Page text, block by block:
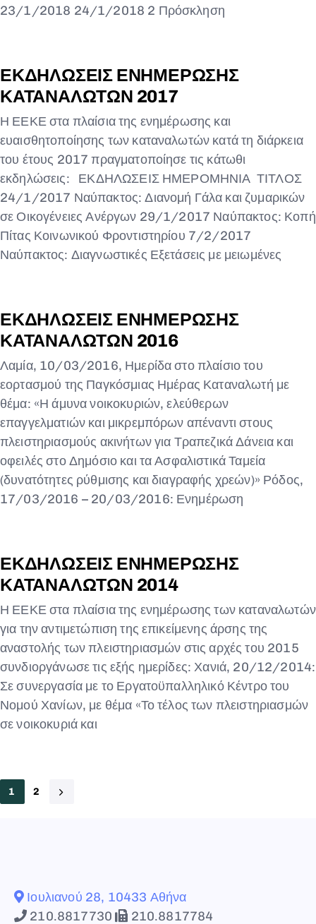
23/1/2018 24/1/2018 2 Πρόσκληση
ΕΚΔΗΛΩΣΕΙΣ ΕΝΗΜΕΡΩΣΗΣ
ΚΑΤΑΝΑΛΩΤΩΝ 2017
Η ΕΕΚΕ στα πλαίσια της ενημέρωσης και
ευαισθητοποίησης των καταναλωτών κατά τη διάρκεια
του έτους 2017 πραγματοποίησε τις κάτωθι
εκδηλώσεις: ΕΚΔΗΛΩΣΕΙΣ ΗΜΕΡΟΜΗΝΙΑ ΤΙΤΛΟΣ
24/1/2017 Ναύπακτος: Διανομή Γάλα και ζυμαρικών
σε Οικογένειες Ανέργων 29/1/2017 Ναύπακτος: Κοπή
Πίτας Κοινωνικού Φροντιστηρίου 7/2/2017
Ναύπακτος: Διαγνωστικές Εξετάσεις με μειωμένες
ΕΚΔΗΛΩΣΕΙΣ ΕΝΗΜΕΡΩΣΗΣ
ΚΑΤΑΝΑΛΩΤΩΝ 2016
Λαμία, 10/03/2016, Ημερίδα στο πλαίσιο του
εορτασμού της Παγκόσμιας Ημέρας Καταναλωτή με
θέμα: «Η άμυνα νοικοκυριών, ελεύθερων
επαγγελματιών και μικρεμπόρων απέναντι στους
πλειστηριασμούς ακινήτων για Τραπεζικά Δάνεια και
οφειλές στο Δημόσιο και τα Ασφαλιστικά Ταμεία
(δυνατότητες ρύθμισης και διαγραφής χρεών)» Ρόδος,
17/03/2016 – 20/03/2016: Ενημέρωση
ΕΚΔΗΛΩΣΕΙΣ ΕΝΗΜΕΡΩΣΗΣ
ΚΑΤΑΝΑΛΩΤΩΝ 2014
Η ΕΕΚΕ στα πλαίσια της ενημέρωσης των καταναλωτών
για την αντιμετώπιση της επικείμενης άρσης της
αναστολής των πλειστηριασμών στις αρχές του 2015
συνδιοργάνωσε τις εξής ημερίδες: Χανιά, 20/12/2014:
Σε συνεργασία με το Εργατοϋπαλληλικό Κέντρο του
Νομού Χανίων, με θέμα «Το τέλος των πλειστηριασμών
σε νοικοκυριά και
1 2
Ιουλιανού 28, 10433 Αθήνα
210.8817730
210.8817784